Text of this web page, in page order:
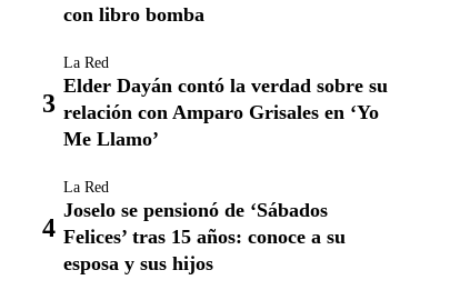
con libro bomba
La Red
Elder Dayán contó la verdad sobre su
relación con Amparo Grisales en ‘Yo
Me Llamo’
La Red
Joselo se pensionó de ‘Sábados
Felices’ tras 15 años: conoce a su
esposa y sus hijos